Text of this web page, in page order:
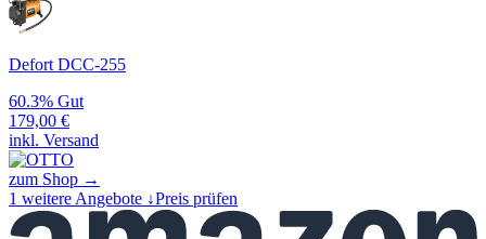
Defort DCC-255
60.3% Gut
179,00 €
inkl. Versand
zum Shop →
1 weitere Angebote ↓Preis prüfen